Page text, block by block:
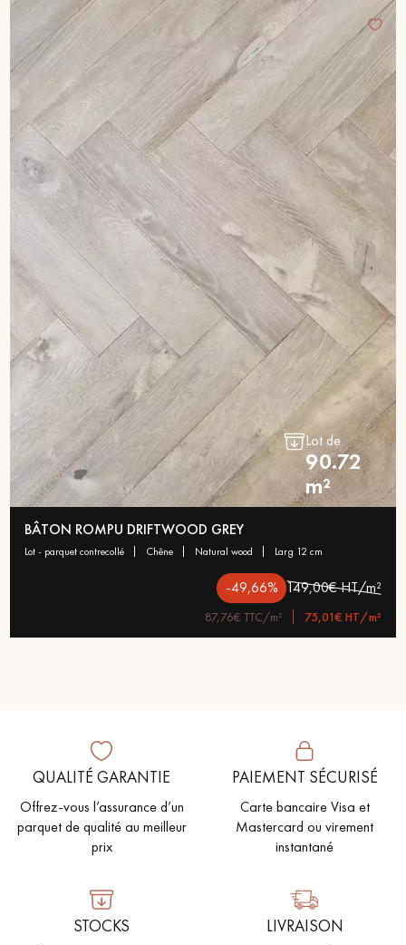
Lot de
90.72
m²
BÂTON ROMPU DRIFTWOOD GREY
lot - parquet contrecollé chêne natural wood larg 12 cm
-49,66% 149,00€ HT/m²
87,76€ TTC/m² 75,01€ HT/m²
QUALITÉ GARANTIE
Offrez-vous l’assurance d’un
parquet de qualité au meilleur
prix
PAIEMENT SÉCURISÉ
Carte bancaire Visa et
Mastercard ou virement
instantané
STOCKS LIVRAISON